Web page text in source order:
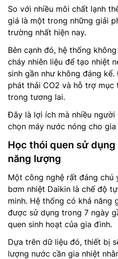
So với nhiều môi chất lạnh
giá là một trong những giải
trường nhất hiện nay.
Bên cạnh đó, hệ thống
cháy nhiên liệu để tạo nhiệt
sinh gần như không đáng
phát thải CO2 và hỗ trợ
trong tương lai.
Đây là lợi ích mà nhiều
chọn máy nước nóng cho gia
Học thói quen sử
năng lượng
Một công nghệ rất đáng chú
bơm nhiệt Daikin là chế độ
minh. Hệ thống có khả năng
được sử dụng trong 7 ngày
quen sinh hoạt của gia đình.
Dựa trên dữ liệu đó, thiết bị
lượng nước cần gia nhiệt